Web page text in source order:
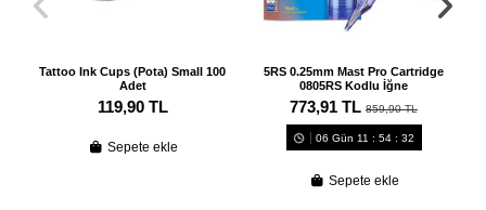
Tattoo Ink Cups (Pota) Small 100
Adet
119,90 TL
Sepete ekle
5RS 0.25mm Mast Pro Cartridge
0805RS Kodlu İğne
773,91 TL859,90 TL
06 Gün 11 : 54: 32
Sepete ekle